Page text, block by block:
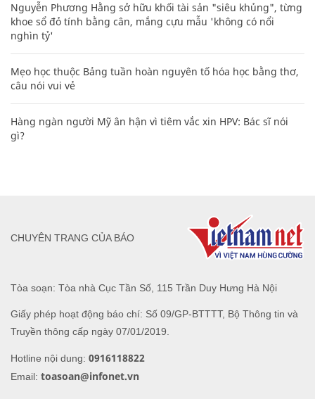
Nguyễn Phương Hằng sở hữu khối tài sản "siêu khủng", từng
khoe sổ đỏ tính bằng cân, mắng cựu mẫu 'không có nổi
nghìn tỷ'
Mẹo học thuộc Bảng tuần hoàn nguyên tố hóa học bằng thơ,
câu nói vui vẻ
Hàng ngàn người Mỹ ân hận vì tiêm vắc xin HPV: Bác sĩ nói
gì?
Tòa soạn: Tòa nhà Cục Tần Số, 115 Trần Duy Hưng Hà Nội
Giấy phép hoạt động báo chí: Số 09/GP-BTTTT, Bộ Thông tin và
Truyền thông cấp ngày 07/01/2019.
Hotline nội dung: 0916118822
Email: toasoan@infonet.vn
CHUYÊN TRANG CỦA BÁO